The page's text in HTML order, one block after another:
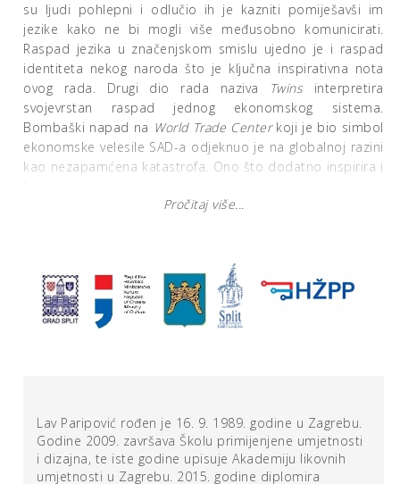
su ljudi pohlepni i odlučio ih je kazniti pomiješavši im
jezike kako ne bi mogli više međusobno komunicirati.
Raspad jezika u značenjskom smislu ujedno je i raspad
identiteta nekog naroda što je ključna inspirativna nota
ovog rada. Drugi dio rada naziva
Twins interpretira
svojevrstan raspad jednog ekonomskog sistema.
Bombaški napad na World Trade Center koji je bio simbol
ekonomske velesile SAD-a odjeknuo je na globalnoj razini
kao nezapamćena katastrofa. Ono što dodatno inspirira i
događajima (iako je jedan mitski), a to je raspad
velikih i u ljudskoj svijesti „sigurnih” utvrda ruši se i
spektakla
[1].Ono što je postalo simbolom razvitka i
osloncem nestalo je u tren. Time je nestala i deluzija u
Veliko obećanje
o neograničenom napretku.
repetitivnost radnje naglašava kritičnost djela i stvara
atmosferu. Zvukom kao dodatnim efektom Lav je pak
htio dati dozu humora kako ne bi sve bilo destruktivno i
Pročitaj više...
Lav Paripović rođen je 16. 9. 1989. godine u Zagrebu.
Godine 2009. završava Školu primijenjene umjetnosti
i dizajna, te iste godine upisuje Akademiju likovnih
umjetnosti u Zagrebu. 2015. godine diplomira